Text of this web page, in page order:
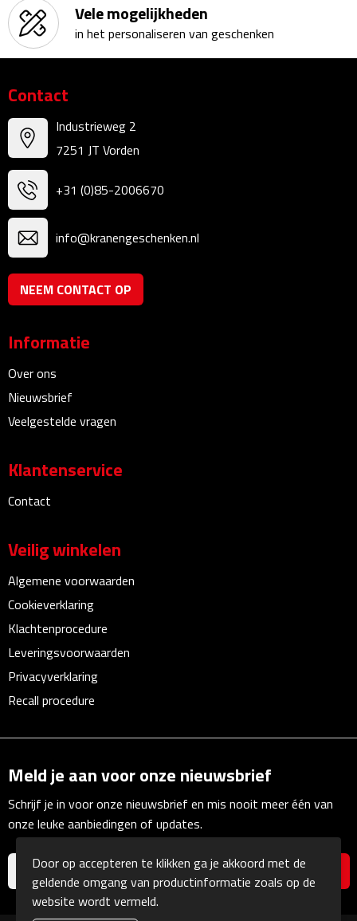
Pennenhouders
Puntenslijpers
Rekenmachines
Document- & Schrijfmappen
Documentmappen
Multifunctionele documentmappen
Schrijfmappen
Multifunctionele schrijfmappen
Klemborden
Notitieboeken en Schriften
Memo's
Kubusblokken
Gadgets
Hoofdtelefoons
Bedrade hoofdtelefoons
Bluetooth audio oordopjes
Speakers
Vele mogelijkheden
in het personaliseren van geschenken
Contact
Industrieweg 2
7251 JT Vorden
+31 (0)85-2006670
info@kranengeschenken.nl
NEEM CONTACT OP
Informatie
Over ons
Nieuwsbrief
Veelgestelde vragen
Klantenservice
Contact
Veilig winkelen
Algemene voorwaarden
Cookieverklaring
Klachtenprocedure
Leveringsvoorwaarden
Privacyverklaring
Recall procedure
Meld je aan voor onze nieuwsbrief
Schrijf je in voor onze nieuwsbrief en mis nooit meer één van
onze leuke aanbiedingen of updates.
Door op accepteren te klikken ga je akkoord met de
geldende omgang van productinformatie zoals op de
website wordt vermeld.